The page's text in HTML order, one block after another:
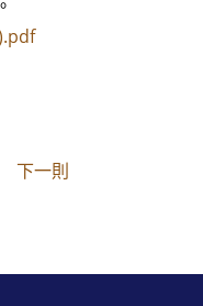
下一則